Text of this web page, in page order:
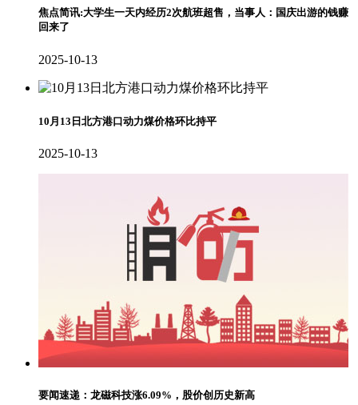
焦点简讯:大学生一天内经历2次航班超售，当事人：国庆出游的钱赚
回来了
2025-10-13
10月13日北方港口动力煤价格环比持平
2025-10-13
要闻速递：龙磁科技涨6.09%，股价创历史新高